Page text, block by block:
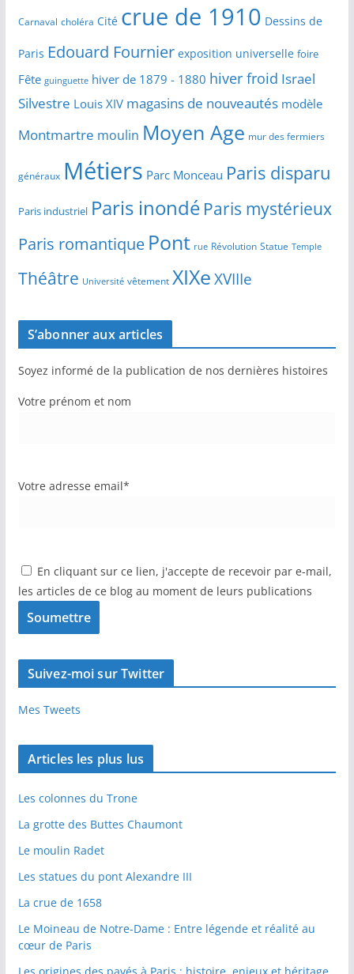
Carnaval choléra Cité crue de 1910 Dessins de
Paris Edouard Fournier exposition universelle foire
Fête guinguette hiver de 1879 - 1880 hiver froid Israel
Silvestre Louis XIV magasins de nouveautés modèle
Montmartre moulin Moyen Age mur des fermiers
généraux Métiers Parc Monceau Paris disparu
Paris industriel Paris inondé Paris mystérieux
Paris romantique Pont rue Révolution Statue Temple
Théâtre Université vêtement XIXeXVIIIe
S’abonner aux articles
Soyez informé de la publication de nos dernières histoires
Votre prénom et nom
Votre adresse email*
En cliquant sur ce lien, j'accepte de recevoir par e-mail,
les articles de ce blog au moment de leurs publications
Suivez-moi sur Twitter
Mes Tweets
Articles les plus lus
Les colonnes du Trone
La grotte des Buttes Chaumont
Le moulin Radet
Les statues du pont Alexandre III
La crue de 1658
Le Moineau de Notre-Dame : Entre légende et réalité au
cœur de Paris